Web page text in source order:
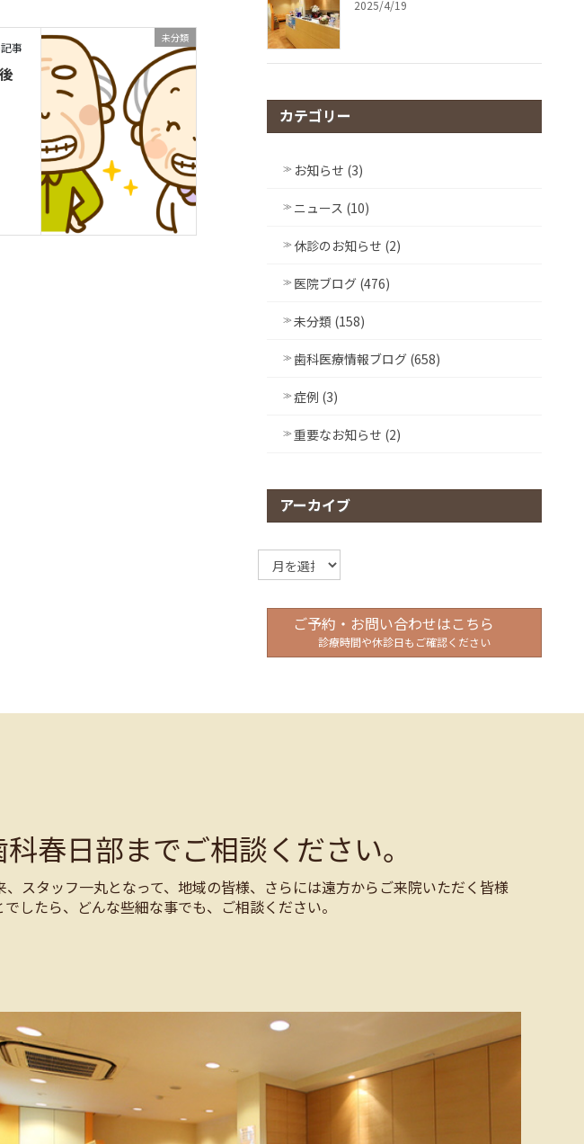
未分類
事
2025/4/19
カテゴリー
お知らせ (3)
ニュース (10)
休診のお知らせ (2)
医院ブログ (476)
未分類 (158)
歯科医療情報ブログ (658)
症例 (3)
重要なお知らせ (2)
アーカイブ
ア
ー
イ
ご予約・お問い合わせはこちら
診療時間や休診日もご確認ください
春日部までご相談ください。
スタッフ一丸となって、地域の皆様、さらには遠方からご来院いただく皆様
したら、どんな些細な事でも、ご相談ください。